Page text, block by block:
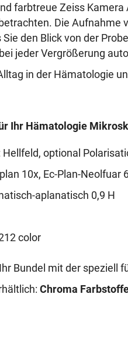
farbtreue Zeiss
Die
den Blick von der
jeder Vergrößerung
in der Hämatologie
Ihr Hämatologie
optional
10x, Ec-Plan-Neolfuar
aplanatisch 0,9 H
color
Bundel mit der speziell
Chroma